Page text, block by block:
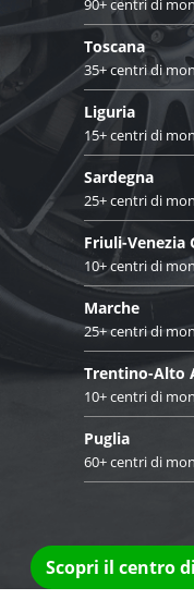
90+ centri di
Toscana
35+ centri di
Liguria
15+ centri di
Sardegna
25+ centri di
Friuli-Venezia
10+ centri di
Marche
25+ centri di
Trentino-Alto
10+ centri di
Puglia
60+ centri di
Scopri il centro